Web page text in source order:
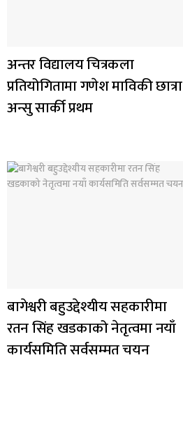
अन्तर विद्यालय चित्रकला
प्रतियोगितामा गणेश माविकी छात्रा
अन्सु सार्की प्रथम
बागेश्वरी बहुउद्देश्यीय सहकारीमा
रतन सिंह खडकाको नेतृत्वमा नयाँ
कार्यसमिति सर्वसम्मत चयन